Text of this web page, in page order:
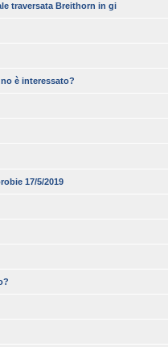
traversata Breithorn in gi
è interessato?
17/5/2019